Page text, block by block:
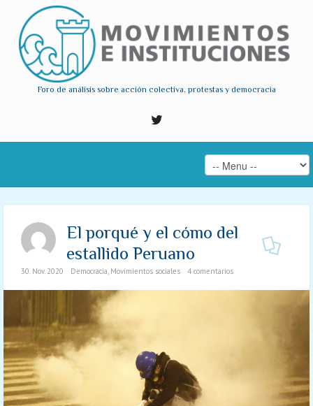
Foro de análisis sobre acción colectiva, protestas y democracia
El porqué y el cómo del
estallido Peruano
30. Nov. 2020 Democracia, Movimientos sociales 4 comentarios